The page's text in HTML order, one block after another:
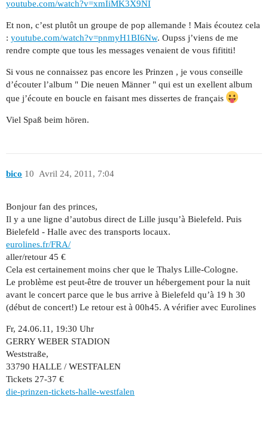
youtube.com/watch?v=xmIiMK3X9NI
Et non, c’est plutôt un groupe de pop allemande ! Mais écoutez cela
: youtube.com/watch?v=pnmyH1BI6Nw. Oupss j’viens de me
rendre compte que tous les messages venaient de vous fifititi!
Si vous ne connaissez pas encore les Prinzen , je vous conseille
d’écouter l’album " Die neuen Männer " qui est un exellent album
que j’écoute en boucle en faisant mes dissertes de français
Viel Spaß beim hören.
bico Avril 24, 2011, 7:04
10
Bonjour fan des princes,
Il y a une ligne d’autobus direct de Lille jusqu’à Bielefeld. Puis
Bielefeld - Halle avec des transports locaux.
eurolines.fr/FRA/
aller/retour 45 €
Cela est certainement moins cher que le Thalys Lille-Cologne.
Le problème est peut-être de trouver un hébergement pour la nuit
avant le concert parce que le bus arrive à Bielefeld qu’à 19 h 30
(début de concert!) Le retour est à 00h45. A vérifier avec Eurolines
Fr, 24.06.11, 19:30 Uhr
GERRY WEBER STADION
Weststraße,
33790 HALLE / WESTFALEN
Tickets 27-37 €
die-prinzen-tickets-halle-westfalen